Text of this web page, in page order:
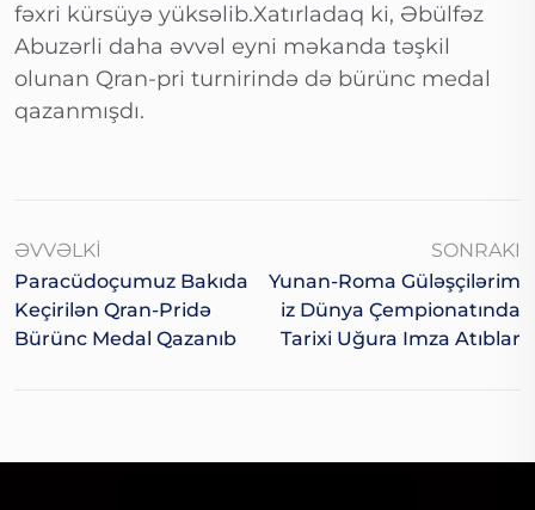
fəxri kürsüyə yüksəlib.Xatırladaq ki, Əbülfəz
Abuzərli daha əvvəl eyni məkanda təşkil
olunan Qran-pri turnirində də bürünc medal
qazanmışdı.
ƏVVƏLKI
Paracüdoçumuz Bakıda
Keçirilən Qran-Pridə
Bürünc Medal Qazanıb
SONRAKI
Yunan-Roma Güləşçilərim
Iz Dünya Çempionatında
Tarixi Uğura Imza Atıblar